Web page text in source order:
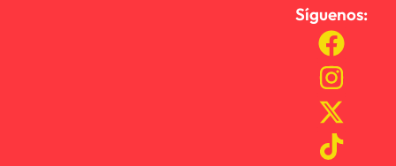
Síguenos: